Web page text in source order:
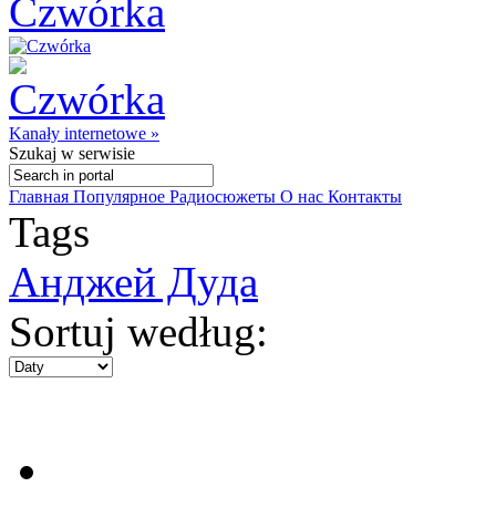
Kanały internetowe »
Szukaj w serwisie
Главная Популярное Радиосюжеты О нас Контакты
Tags
Анджей Дуда
Sortuj według: